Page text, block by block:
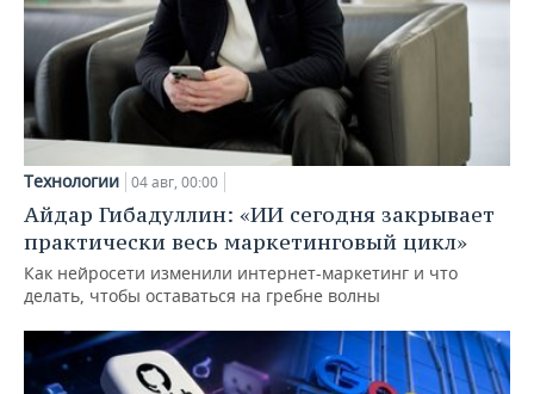
Технологии 04 авг, 00:00
Айдар Гибадуллин: «ИИ сегодня закрывает
практически весь маркетинговый цикл»
Как нейросети изменили интернет-маркетинг и что
делать, чтобы оставаться на гребне волны